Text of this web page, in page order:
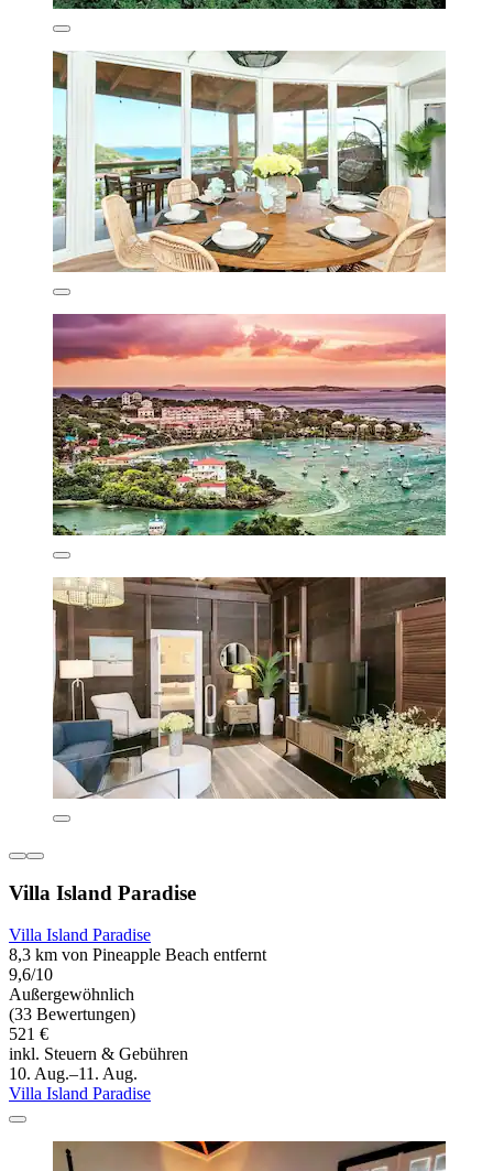
Villa Island Paradise
Villa Island Paradise
8,3 km von Pineapple Beach entfernt
9,6/10
Außergewöhnlich
(33 Bewertungen)
521 €
inkl. Steuern & Gebühren
10. Aug.–11. Aug.
Villa Island Paradise